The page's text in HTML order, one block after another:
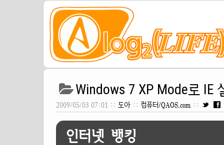
Windows 7 XP Mode로 IE
2009/05/03 07:01 :: 도아 :: 컴퓨터/QAOS.com ::
인터넷 뱅킹